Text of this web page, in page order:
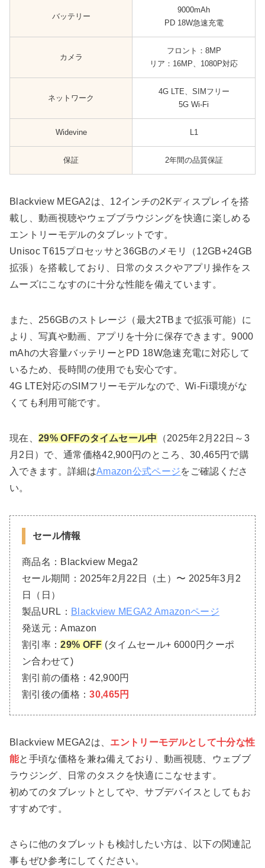
バッテリー
9000mAh
PD 18W急速充電
カメラ
フロント：8MP
リア：16MP、1080P対応
ネットワーク
4G LTE、SIMフリー
5G Wi-Fi
Widevine L1
保証 2年間の品質保証
Blackview MEGA2は、12インチの2Kディスプレイを搭
載し、動画視聴やウェブブラウジングを快適に楽しめる
エントリーモデルのタブレットです。
Unisoc T615プロセッサと36GBのメモリ（12GB+24GB
拡張）を搭載しており、日常のタスクやアプリ操作をス
ムーズにこなすのに十分な性能を備えています。
また、256GBのストレージ（最大2TBまで拡張可能）に
より、写真や動画、アプリを十分に保存できます。9000
mAhの大容量バッテリーとPD 18W急速充電に対応して
いるため、長時間の使用でも安心です。
4G LTE対応のSIMフリーモデルなので、Wi-Fi環境がな
くても利用可能です。
現在、 29% OFFのタイムセール中
（2025年2月22日～3
月2日）で、通常価格42,900円のところ、30,465円で購
入できます。詳細はAmazon公式ページをご確認くださ
い。
セール情報
商品名：Blackview Mega2
セール期間：2025年2月22日（土）〜 2025年3月2
日（日）
製品URL： Blackview MEGA2 Amazonページ
発送元：Amazon
割引率：29% OFF (タイムセール+ 6000円クーポ
ン合わせて)
割引前の価格：42,900円
割引後の価格：30,465円
Blackview MEGA2は、 エントリーモデルとして十分な性
能と手頃な価格を兼ね備えており、動画視聴、ウェブブ
ラウジング、日常のタスクを快適にこなせます。
初めてのタブレットとしてや、サブデバイスとしてもお
すすめです。
さらに他のタブレットも検討したい方は、以下の関連記
事もぜひ参考にしてください。